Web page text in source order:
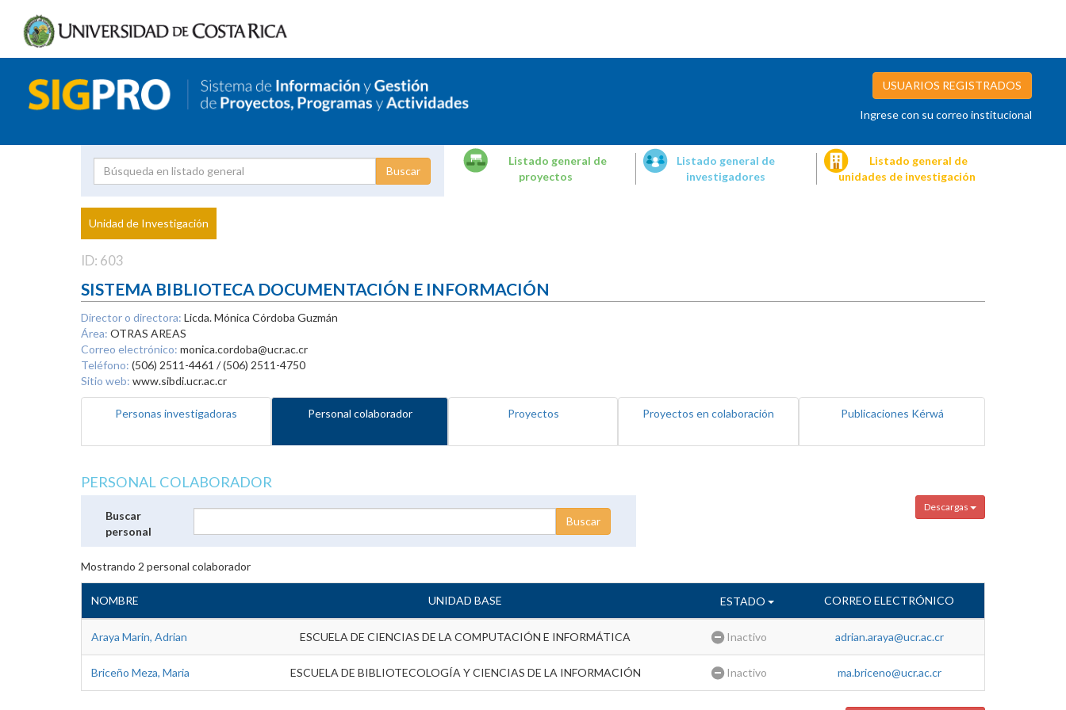
USUARIOS REGISTRADOS
Ingrese con su correo institucional
Proyecto
Investigador
Listado general de
proyectos
Listado general de
investigadores
Listado general de
unidades de investigación
Unidad de Investigación
ID: 603
SISTEMA BIBLIOTECA DOCUMENTACIÓN E INFORMACIÓN
Director o directora: Licda. Mónica Córdoba Guzmán
Área: OTRAS AREAS
Correo electrónico: monica.cordoba@ucr.ac.cr
Teléfono: (506) 2511-4461 / (506) 2511-4750
Sitio web: www.sibdi.ucr.ac.cr
Personas investigadoras Personal colaborador Proyectos Proyectos en colaboración Publicaciones Kérwá
PERSONAL COLABORADOR
Descargas
Buscar
personal
Mostrando 2 personal colaborador
NOMBRE UNIDAD BASE ESTADO CORREO ELECTRÓNICO
Araya Marin, Adrian ESCUELA DE CIENCIAS DE LA COMPUTACIÓN E INFORMÁTICA Inactivo adrian.araya@ucr.ac.cr
Briceño Meza, Maria ESCUELA DE BIBLIOTECOLOGÍA Y CIENCIAS DE LA INFORMACIÓN Inactivo ma.briceno@ucr.ac.cr